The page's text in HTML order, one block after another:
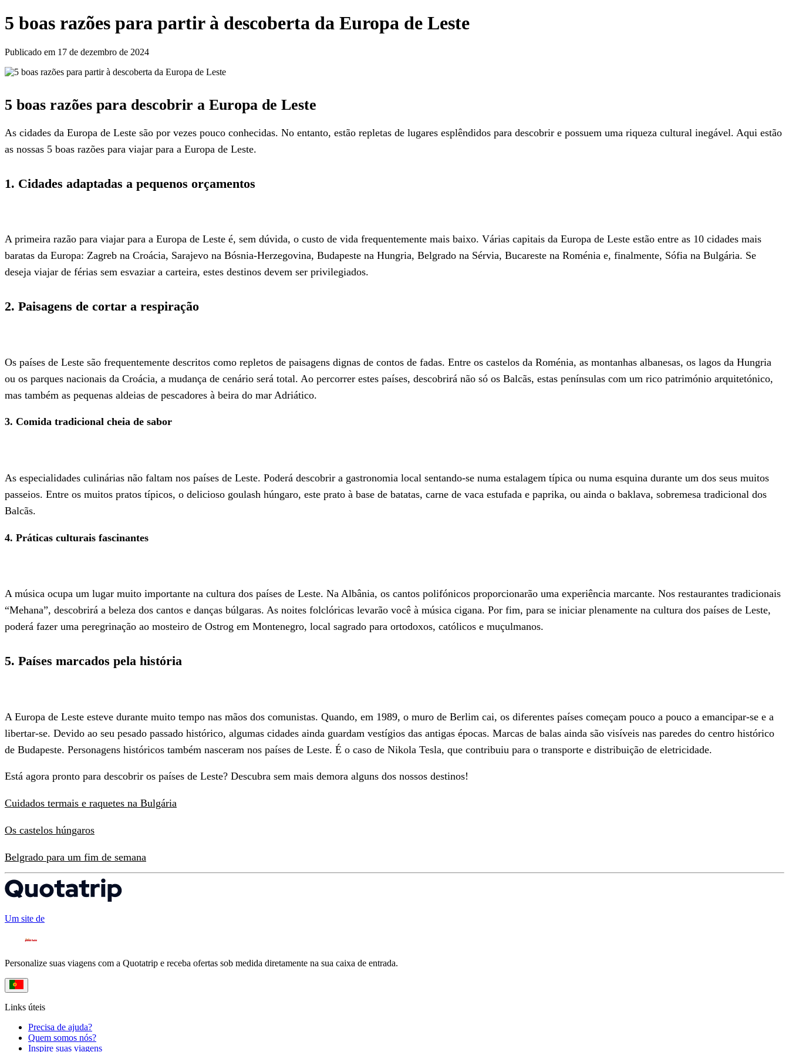
5 boas razões para partir à descoberta da Europa de Leste
Publicado em 17 de dezembro de 2024
5 boas razões para descobrir a Europa de Leste
As cidades da Europa de Leste são por vezes pouco conhecidas. No entanto, estão repletas de lugares esplêndidos para descobrir e possuem uma riqueza cultural inegável. Aqui estão
as nossas 5 boas razões para viajar para a Europa de Leste.
1. Cidades adaptadas a pequenos orçamentos
A primeira razão para viajar para a Europa de Leste é, sem dúvida, o custo de vida frequentemente mais baixo. Várias capitais da Europa de Leste estão entre as 10 cidades mais
baratas da Europa: Zagreb na Croácia, Sarajevo na Bósnia-Herzegovina, Budapeste na Hungria, Belgrado na Sérvia, Bucareste na Roménia e, finalmente, Sófia na Bulgária. Se
deseja viajar de férias sem esvaziar a carteira, estes destinos devem ser privilegiados.
2. Paisagens de cortar a respiração
Os países de Leste são frequentemente descritos como repletos de paisagens dignas de contos de fadas. Entre os castelos da Roménia, as montanhas albanesas, os lagos da Hungria
ou os parques nacionais da Croácia, a mudança de cenário será total. Ao percorrer estes países, descobrirá não só os Balcãs, estas penínsulas com um rico património arquitetónico,
mas também as pequenas aldeias de pescadores à beira do mar Adriático.
3. Comida tradicional cheia de sabor
As especialidades culinárias não faltam nos países de Leste. Poderá descobrir a gastronomia local sentando-se numa estalagem típica ou numa esquina durante um dos seus muitos
passeios. Entre os muitos pratos típicos, o delicioso goulash húngaro, este prato à base de batatas, carne de vaca estufada e paprika, ou ainda o baklava, sobremesa tradicional dos
Balcãs.
4. Práticas culturais fascinantes
A música ocupa um lugar muito importante na cultura dos países de Leste. Na Albânia, os cantos polifónicos proporcionarão uma experiência marcante. Nos restaurantes tradicionais
“Mehana”, descobrirá a beleza dos cantos e danças búlgaras. As noites folclóricas levarão você à música cigana. Por fim, para se iniciar plenamente na cultura dos países de Leste,
poderá fazer uma peregrinação ao mosteiro de Ostrog em Montenegro, local sagrado para ortodoxos, católicos e muçulmanos.
5. Países marcados pela história
A Europa de Leste esteve durante muito tempo nas mãos dos comunistas. Quando, em 1989, o muro de Berlim cai, os diferentes países começam pouco a pouco a emancipar-se e a
libertar-se. Devido ao seu pesado passado histórico, algumas cidades ainda guardam vestígios das antigas épocas. Marcas de balas ainda são visíveis nas paredes do centro histórico
de Budapeste. Personagens históricos também nasceram nos países de Leste. É o caso de Nikola Tesla, que contribuiu para o transporte e distribuição de eletricidade.
Está agora pronto para descobrir os países de Leste? Descubra sem mais demora alguns dos nossos destinos!
Cuidados termais e raquetes na Bulgária
Os castelos húngaros
Belgrado para um fim de semana
Um site de
Personalize suas viagens com a Quotatrip e receba ofertas sob medida diretamente na sua caixa de entrada.
Links úteis
Precisa de ajuda?
Quem somos nós?
Inspire suas viagens